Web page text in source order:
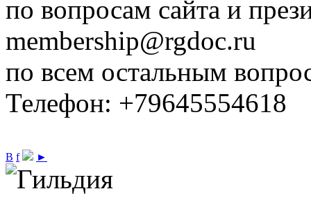
по вопросам сайта и
membership@rgdoc.ru
по всем остальным
Телефон: +79645554618
В f ►